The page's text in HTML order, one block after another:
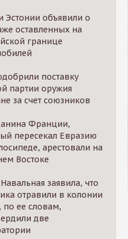
Эстонии объявили о
оставленных на
границе
поставку
партии оружия
за счет союзников
Франции,
пересекал Евразию
арестовали на
Востоке
заявила, что
отравили в колонии
по ее словам,
две